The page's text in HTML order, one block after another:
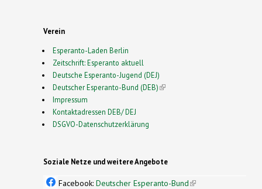
Verein
Esperanto-Laden Berlin
Zeitschrift: Esperanto aktuell
Deutsche Esperanto-Jugend (DEJ)
Deutscher Esperanto-Bund (DEB)(link is external)
Impressum
Kontaktadressen DEB/ DEJ
DSGVO-Datenschutzerklärung
Soziale Netze und weitere Angebote
Facebook: Deutscher Esperanto-Bund(link is